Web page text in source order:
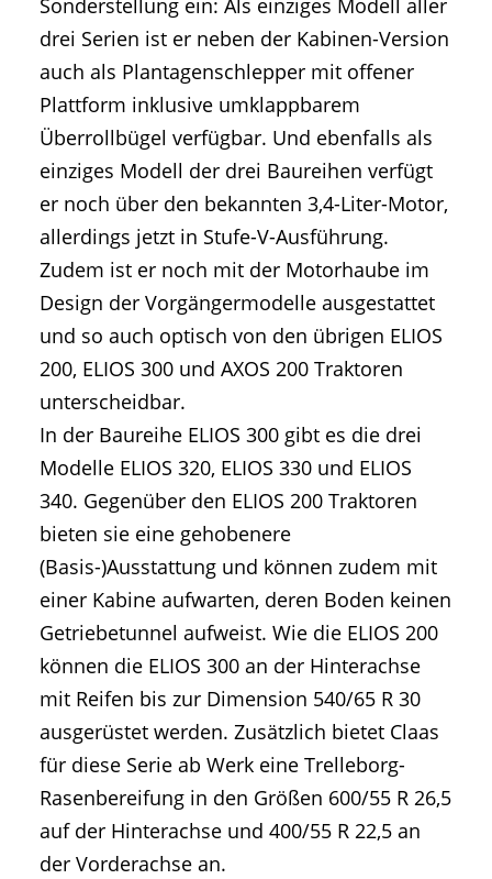
Sonderstellung ein: Als einziges Modell aller
drei Serien ist er neben der Kabinen-Version
auch als Plantagenschlepper mit offener
Plattform inklusive umklappbarem
Überrollbügel verfügbar. Und ebenfalls als
einziges Modell der drei Baureihen verfügt
er noch über den bekannten 3,4-Liter-Motor,
allerdings jetzt in Stufe-V-Ausführung.
Zudem ist er noch mit der Motorhaube im
Design der Vorgängermodelle ausgestattet
und so auch optisch von den übrigen ELIOS
200, ELIOS 300 und AXOS 200 Traktoren
unterscheidbar.
In der Baureihe ELIOS 300 gibt es die drei
Modelle ELIOS 320, ELIOS 330 und ELIOS
340. Gegenüber den ELIOS 200 Traktoren
bieten sie eine gehobenere
(Basis-)Ausstattung und können zudem mit
einer Kabine aufwarten, deren Boden keinen
Getriebetunnel aufweist. Wie die ELIOS 200
können die ELIOS 300 an der Hinterachse
mit Reifen bis zur Dimension 540/65 R 30
ausgerüstet werden. Zusätzlich bietet Claas
für diese Serie ab Werk eine Trelleborg-
Rasenbereifung in den Größen 600/55 R 26,5
auf der Hinterachse und 400/55 R 22,5 an
der Vorderachse an.